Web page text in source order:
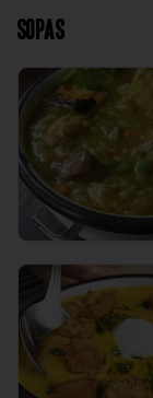
Sopas